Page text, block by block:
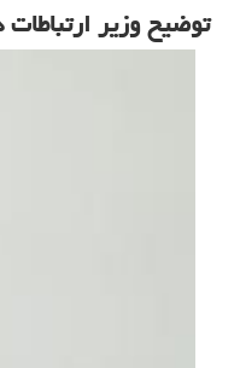
توضیح وزیر ارتباطات